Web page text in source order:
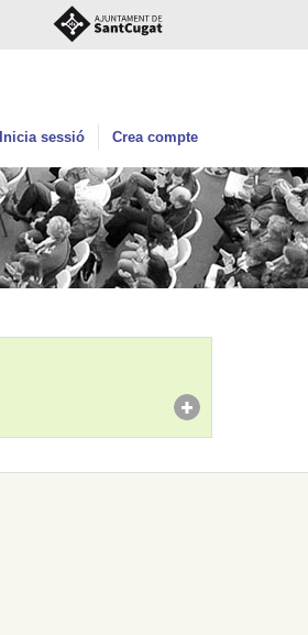
Inicia sessió Crea compte